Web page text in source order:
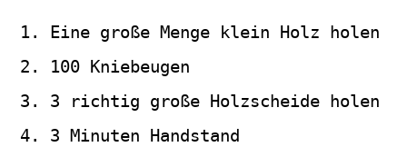
Eine große Menge klein Holz holen
100 Kniebeugen
3 richtig große Holzscheide holen
3 Minuten Handstand